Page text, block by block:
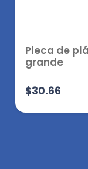
Pleca de
grande
$30.66